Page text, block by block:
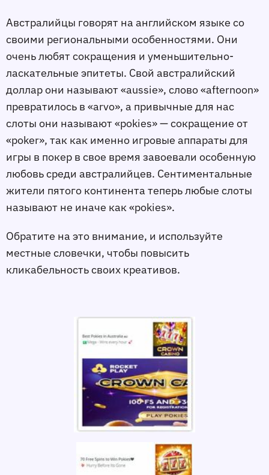
Австралийцы говорят на английском языке со
своими региональными особенностями. Они
очень любят сокращения и уменьшительно-
ласкательные эпитеты. Свой австралийский
доллар они называют «aussie», слово «afternoon»
превратилось в «arvo», а привычные для нас
слоты они называют «pokies» — сокращение от
«poker», так как именно игровые аппараты для
игры в покер в свое время завоевали особенную
любовь среди австралийцев. Сентиментальные
жители пятого континента теперь любые слоты
называют не иначе как «pokies».
Обратите на это внимание, и используйте
местные словечки, чтобы повысить
кликабельность своих креативов.